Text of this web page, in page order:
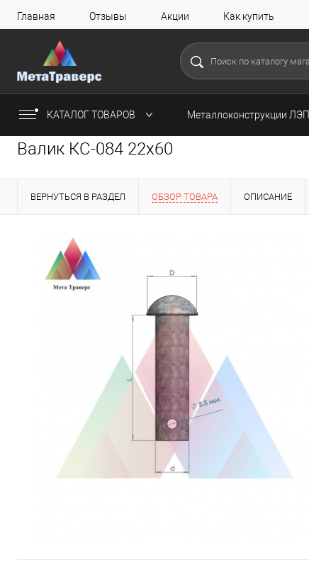
Главная Отзывы Акции Как купить
КАТАЛОГ ТОВАРОВ Металлоконструкции
Валик КС-084 22х60
ВЕРНУТЬСЯ В РАЗДЕЛ ОБЗОР ТОВАРА ОПИСАНИЕ